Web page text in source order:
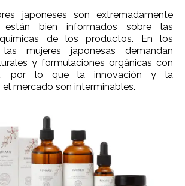
japoneses son extremadamente
están bien informados sobre las
de los productos. En los
mujeres japonesas demandan
y formulaciones orgánicas con
por lo que la innovación y la
mercado son interminables.